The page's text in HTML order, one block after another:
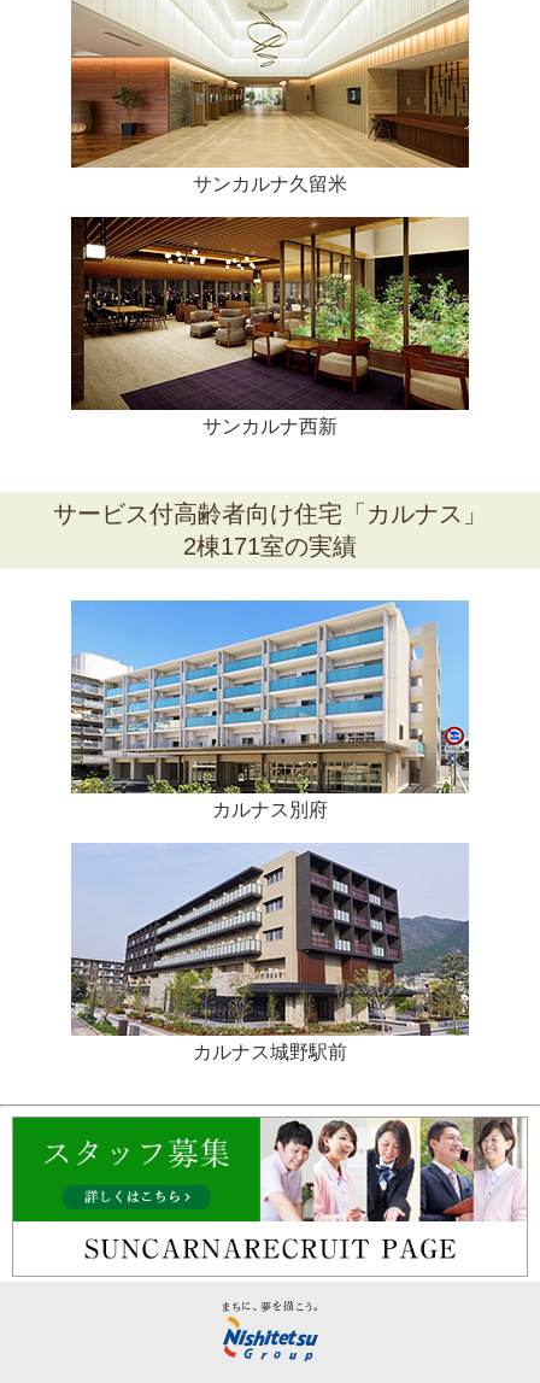
サンカルナ久留米
サンカルナ西新
サービス付高齢者向け住宅 「カルナス」
2棟171室の実績
カルナス別府
カルナス城野駅前